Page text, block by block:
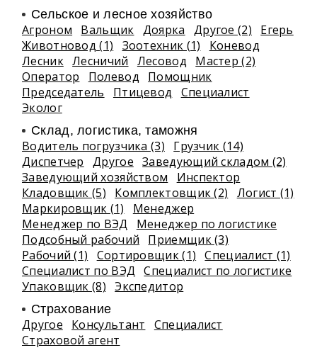
Сельское и лесное хозяйство
Агроном Вальщик Доярка Другое (2)
Егерь
Животновод (1)
Зоотехник (1)
Коневод
Лесник Лесничий Лесовод
Мастер (2)
Оператор
Полевод
Помощник
Председатель
Птицевод
Специалист
Эколог
Склад, логистика, таможня
Водитель погрузчика (3)
Грузчик (14)
Диспетчер
Другое Заведующий складом (2)
Заведующий хозяйством
Инспектор
Кладовщик (5)
Комплектовщик (2)
Логист (1)
Маркировщик (1)
Менеджер
Менеджер по ВЭД
Менеджер по логистике
Подсобный рабочий
Приемщик (3)
Рабочий (1)
Сортировщик (1)
Специалист (1)
Специалист по ВЭД
Специалист по логистике
Упаковщик (8)
Экспедитор
Страхование
Другое Консультант
Специалист
Страховой агент